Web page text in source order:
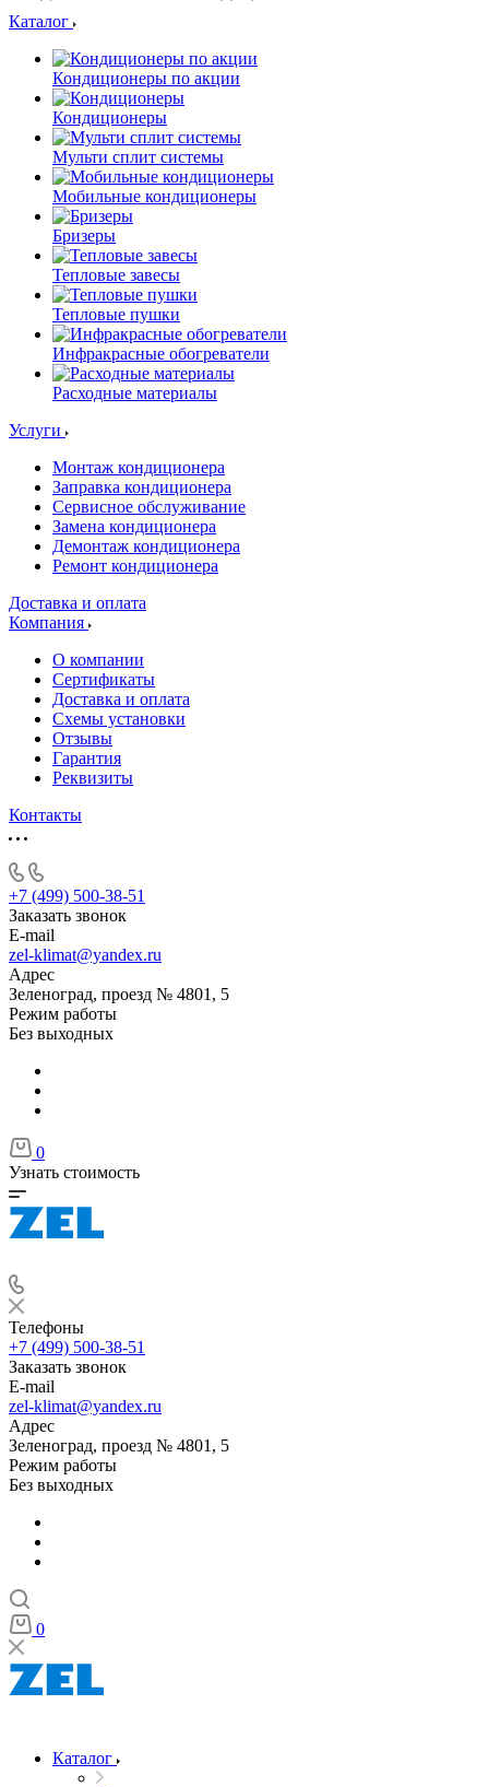
Каталог
Кондиционеры по акции
Кондиционеры
Мульти сплит системы
Мобильные кондиционеры
Бризеры
Тепловые завесы
Тепловые пушки
Инфракрасные обогреватели
Расходные материалы
Услуги
Монтаж кондиционера
Заправка кондиционера
Сервисное обслуживание
Замена кондиционера
Демонтаж кондиционера
Ремонт кондиционера
Доставка и оплата
Компания
О компании
Сертификаты
Доставка и оплата
Схемы установки
Отзывы
Гарантия
Реквизиты
Контакты
+7 (499) 500-38-51
Заказать звонок
E-mail
zel-klimat@yandex.ru
Адрес
Зеленоград, проезд № 4801, 5
Режим работы
Без выходных
0
Узнать стоимость
Телефоны
+7 (499) 500-38-51
Заказать звонок
E-mail
zel-klimat@yandex.ru
Адрес
Зеленоград, проезд № 4801, 5
Режим работы
Без выходных
0
Каталог